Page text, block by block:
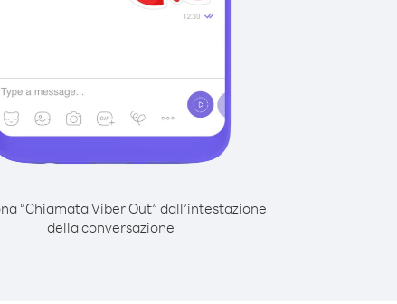
“Chiamata Viber Out” dall’intestazione
della conversazione